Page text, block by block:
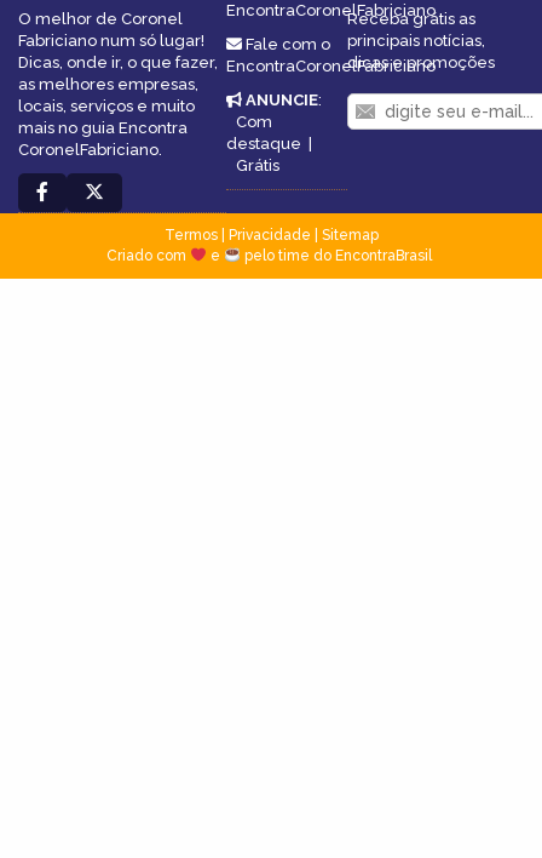
O melhor de Coronel
Fabriciano num só lugar!
Dicas, onde ir, o que fazer,
as melhores empresas,
locais, serviços e muito
mais no guia Encontra
CoronelFabriciano.
EncontraCoronelFabriciano
Fale com o
EncontraCoronelFabriciano
ANUNCIE:
Com
destaque
Grátis
Receba grátis as
principais notícias,
dicas e promoções
Termos| Privacidade
Sitemap
Criado com
e pelo time do EncontraBrasil